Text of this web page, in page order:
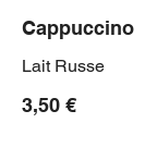
Cappuccino
Lait Russe
3,50 €